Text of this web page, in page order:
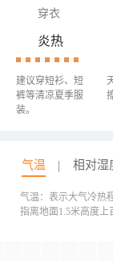
穿衣
炎热
建议穿短衫、短
裤等清凉夏季服
装。
气温 相对湿
气温：表示大气冷热
指离地面1.5米高度上